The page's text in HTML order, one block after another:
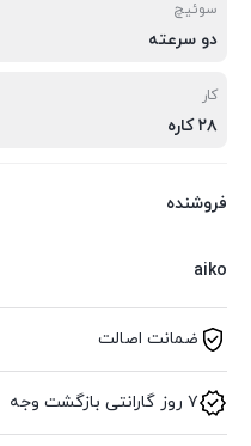
سوئیچ
دو سرعته
کار
۲۸ کاره
فروشنده
aiko
ضمانت اصالت
۷ روز گارانتی بازگشت وجه